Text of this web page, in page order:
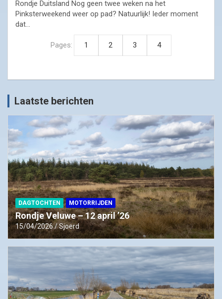
Rondje Duitsland Nog geen twee weken na het
Pinksterweekend weer op pad? Natuurlijk! Ieder moment
dat…
Pages: 1 2 3 4
Laatste berichten
DAGTOCHTEN MOTORRIJDEN
Rondje Veluwe – 12 april ’26
15/04/2026 Sjoerd